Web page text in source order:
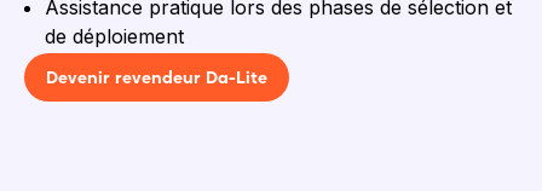
Assistance pratique lors des phases de sélection et
de déploiement
Devenir revendeur Da-Lite